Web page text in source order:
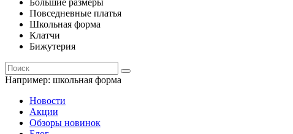
Большие размеры
Повседневные платья
Школьная форма
Клатчи
Бижутерия
Например: школьная форма
Новости
Акции
Обзоры новинок